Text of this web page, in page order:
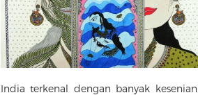
India terkenal dengan banyak